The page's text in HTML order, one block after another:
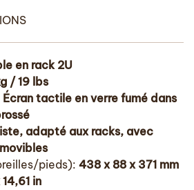
en rack 2U
/ 19 lbs
Écran tactile en verre fumé dans
adapté aux racks, avec
pieds): 438 x 88 x 371 mm
in